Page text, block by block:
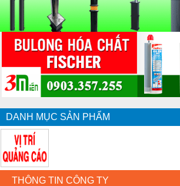
DANH MỤC SẢN PHẨM
THÔNG TIN CÔNG TY